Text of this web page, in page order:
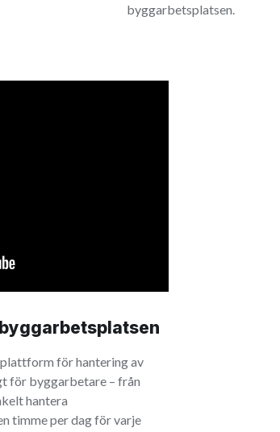
byggarbetsplatsen.
för hantering av
för byggarbetare – från
hantera
timme per dag för varje